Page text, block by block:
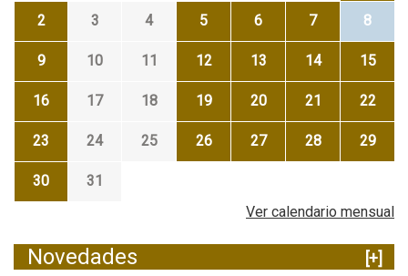
2 3 4 5 6 7 8
9 10 11 12 13 14 15
16 17 18 19 20 21 22
23 24 25 26 27 28 29
30
31
Ver calendario mensual
Novedades
[+]